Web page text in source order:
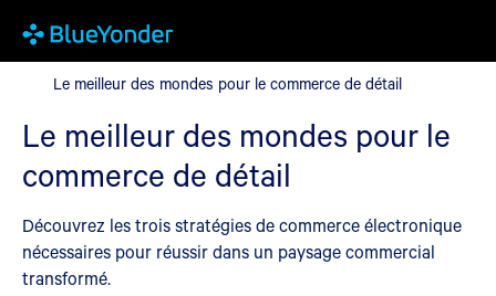
Le meilleur des mondes pour le commerce de détail
Le meilleur des mondes pour le commerce de détail
Le meilleur des mondes pour le
commerce de détail
Découvrez les trois stratégies de commerce électronique
nécessaires pour réussir dans un paysage commercial
transformé.